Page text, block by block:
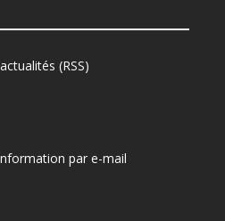
(RSS)
par e-mail